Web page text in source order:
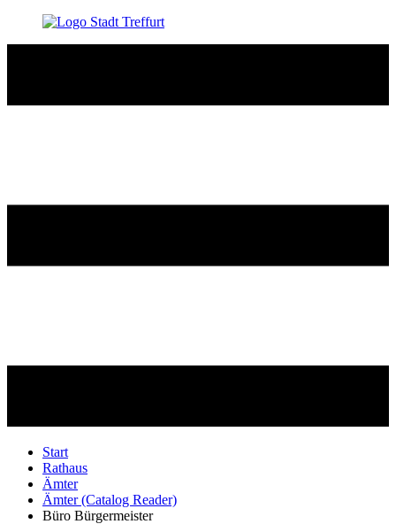
Start
Rathaus
Ämter
Ämter (Catalog Reader)
Büro Bürgermeister